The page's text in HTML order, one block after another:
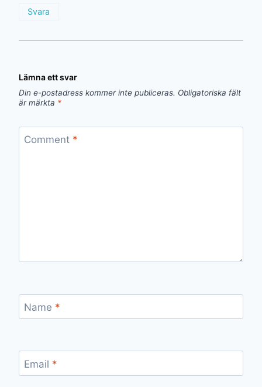
Svara
Lämna ett svar
Din e-postadress kommer inte publiceras. Obligatoriska fält
är märkta *
Comment *
Name *
Email *